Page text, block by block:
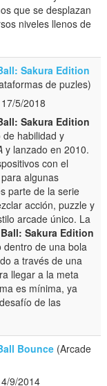
que se desplazan
niveles llenos de
Sakura Edition
de puzles)
17/5/2018
Sakura Edition
habilidad y
y lanzado en 2010.
con el
algunas
parte de la serie
acción, puzzle y
arcade único. La
Sakura Edition
de una bola
a través de una
llegar a la meta
es mínima, ya
de las
Bounce (Arcade
4/9/2014